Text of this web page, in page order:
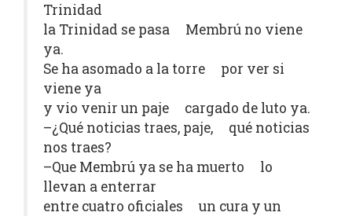
Trinidad
la Trinidad se pasa Membrú no viene
ya.
Se ha asomado a la torre por ver si
viene ya
y vio venir un paje cargado de luto ya.
–¿Qué noticias traes, paje, qué noticias
nos traes?
–Que Membrú ya se ha muerto lo
llevan a enterrar
entre cuatro oficiales un cura y un